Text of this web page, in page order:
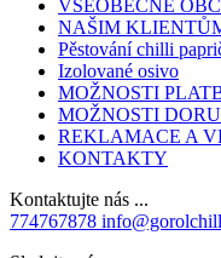
VŠEOBECNÉ
NAŠIM
Pěstování chilli
Izolované osivo
MOŽNOSTI
MOŽNOSTI
REKLAMACE A
KONTAKTY
Kontaktujte nás ...
774767878